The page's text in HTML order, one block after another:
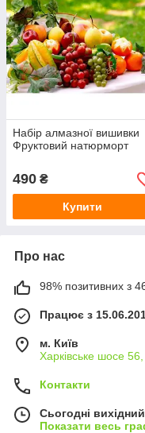
Набір алмазної вишивки
Фруктовий натюрморт
490 ₴
Купити
Про нас
98% позитивних з 46
Працює з
м. Київ
Харківське шосе 56,
Контакти
Сьогодні вихідний
Показати весь